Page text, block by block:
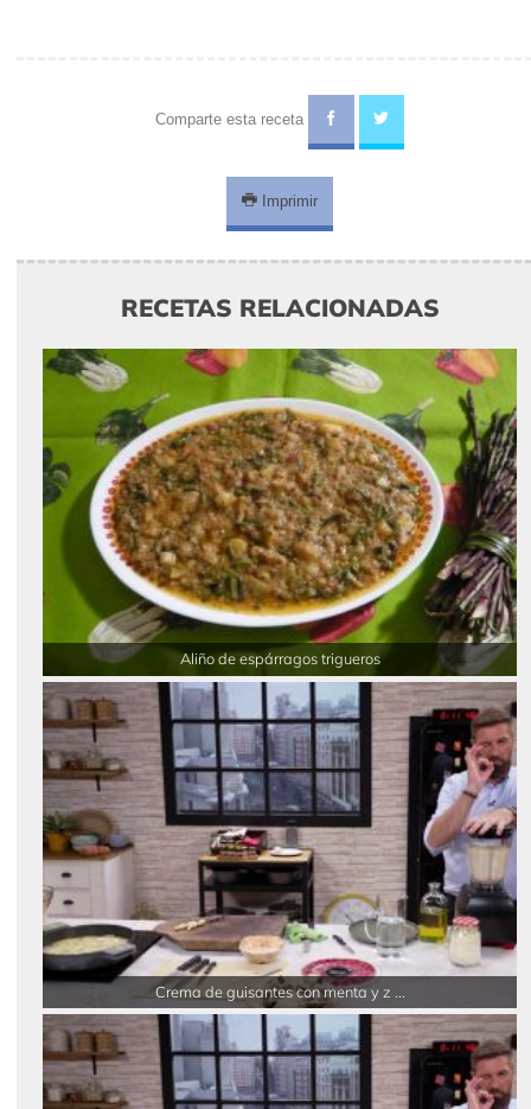
Comparte esta receta
Imprimir
RECETAS RELACIONADAS
Aliño de espárragos trigueros
Crema de guisantes con menta y z ...